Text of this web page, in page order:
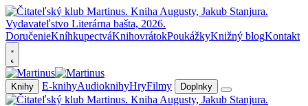
DoručenieKníhkupectváKnihovrátokPoukážkyKnižný blogKontakt
Knihy E-knihyAudioknihyHryFilmy Doplnky